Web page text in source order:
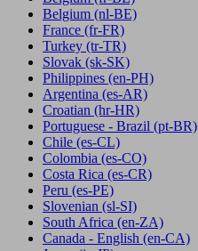
Belgium (nl-BE)
France (fr-FR)
Turkey (tr-TR)
Slovak (sk-SK)
Philippines (en-PH)
Argentina (es-AR)
Croatian (hr-HR)
Portuguese - Brazil (pt-BR)
Chile (es-CL)
Colombia (es-CO)
Costa Rica (es-CR)
Peru (es-PE)
Slovenian (sl-SI)
South Africa (en-ZA)
Canada - English (en-CA)